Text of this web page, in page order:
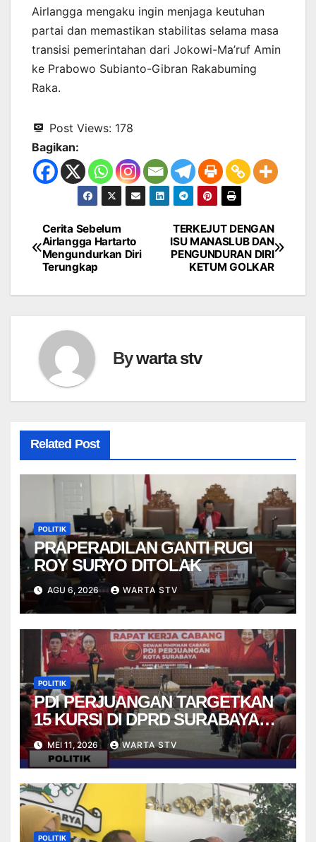
Airlangga mengaku ingin menjaga keutuhan
partai dan memastikan stabilitas selama masa
transisi pemerintahan dari Jokowi-Ma’ruf Amin
ke Prabowo Subianto-Gibran Rakabuming
Raka.
Post Views: 178
Bagikan:
Navigasi
pos
TERKEJUT DENGAN
ISU MANASLUB DAN
PENGUNDURAN DIRI
KETUM GOLKAR
Cerita Sebelum
Airlangga Hartarto
Mengundurkan Diri
Terungkap
Bywarta stv
Related Post
POLITIK
PRAPERADILAN GANTI RUGI
ROY SURYO DITOLAK
AGU 6, 2026 WARTA STV
POLITIK
PDI PERJUANGAN TARGETKAN
15 KURSI DI DPRD SURABAYA
PADA PEMILU 2029
MEI 11, 2026 WARTA STV
POLITIK